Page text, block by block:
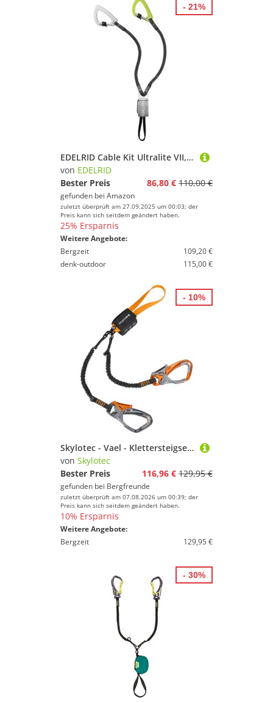
EDELRID Cable Kit Ultralite VII, Night-Oasis, Einheitsgröße
von EDELRID
Bester Preis
86,80 € 110,00 €
gefunden bei Amazon
zuletzt überprüft am 27.09.2025 um 00:03; der
Preis kann sich seitdem geändert haben.
25% Ersparnis
Weitere Angebote:
Bergzeit
109,20 €
denk-outdoor
115,00 €
- 21%
Skylotec - Vael - Klettersteigset schwarz/orange
von Skylotec
Bester Preis
116,96 € 129,95 €
gefunden bei Bergfreunde
zuletzt überprüft am 07.08.2026 um 00:39; der
Preis kann sich seitdem geändert haben.
10% Ersparnis
Weitere Angebote:
Bergzeit
129,95 €
- 10%
- 30%